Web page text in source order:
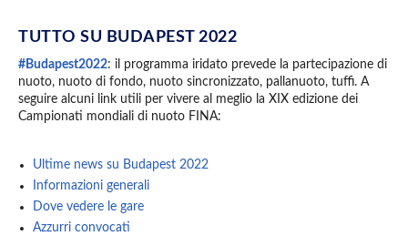
TUTTO SU BUDAPEST 2022
#Budapest2022: il programma iridato prevede la partecipazione di
nuoto, nuoto di fondo, nuoto sincronizzato, pallanuoto, tuffi. A
seguire alcuni link utili per vivere al meglio la XIX edizione dei
Campionati mondiali di nuoto FINA:
Ultime news su Budapest 2022
Informazioni generali
Dove vedere le gare
Azzurri convocati